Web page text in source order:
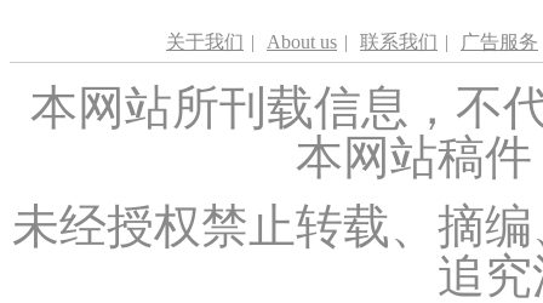
关于我们 | About us | 联系我们 | 广告服务
本网站所刊载信息，不
本网站稿
未经授权禁止转载、摘
追